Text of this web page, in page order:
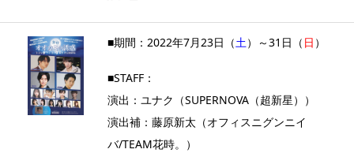
■期間：2022年7月23日（土）～31日（ 日 ）
■STAFF：
演出：ユナク（SUPERNOVA（超新星））
演出補：藤原新太（オフィスニグンニイ
バ/TEAM花時。）